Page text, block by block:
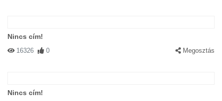
Nincs cím!
16326 0 Megosztás
Nincs cím!